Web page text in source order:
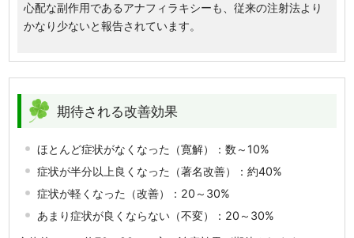
心配な副作用であるアナフィラキシーも、従来の注射法より
かなり少ないと報告されています。
期待される改善効果
ほとんど症状がなくなった（寛解）：数～10%
症状が半分以上良くなった（著名改善）：約40%
症状が軽くなった（改善）：20～30%
あまり症状が良くならない（不変）：20～30%